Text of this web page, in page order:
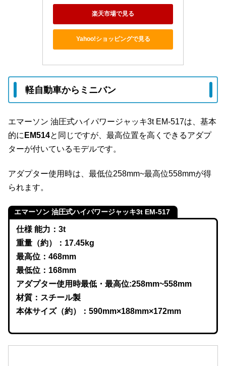
楽天市場で見る
Yahoo!ショッピングで見る
軽自動車からミニバン
エマーソン 油圧式ハイパワージャッキ3t EM-517は、基本
的に EM514と同じですが、最高位置を高くできるアダプ
ターが付いているモデルです。
アダプター使用時は、最低位258mm~最高位558mmが得
られます。
エマーソン 油圧式ハイパワージャッキ3t EM-517
仕様 能力：3t
重量（約）：17.45kg
最高位：468mm
最低位：168mm
アダプター使用時最低・最高位:258mm~558mm
材質：スチール製
本体サイズ（約）：590mm×188mm×172mm